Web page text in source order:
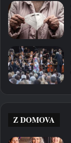
Z DOMOVA